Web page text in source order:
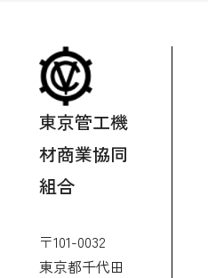
東京管工機
材商業協同
組合
〒101-0032
東京都千代田